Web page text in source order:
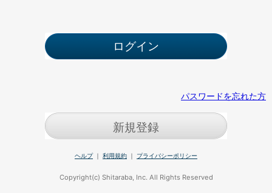
パスワードを忘れた方
新規登録
ヘルプ｜ 利用規約 ｜ プライバシーポリシー
Copyright(c) Shitaraba, Inc. All Rights Reserved